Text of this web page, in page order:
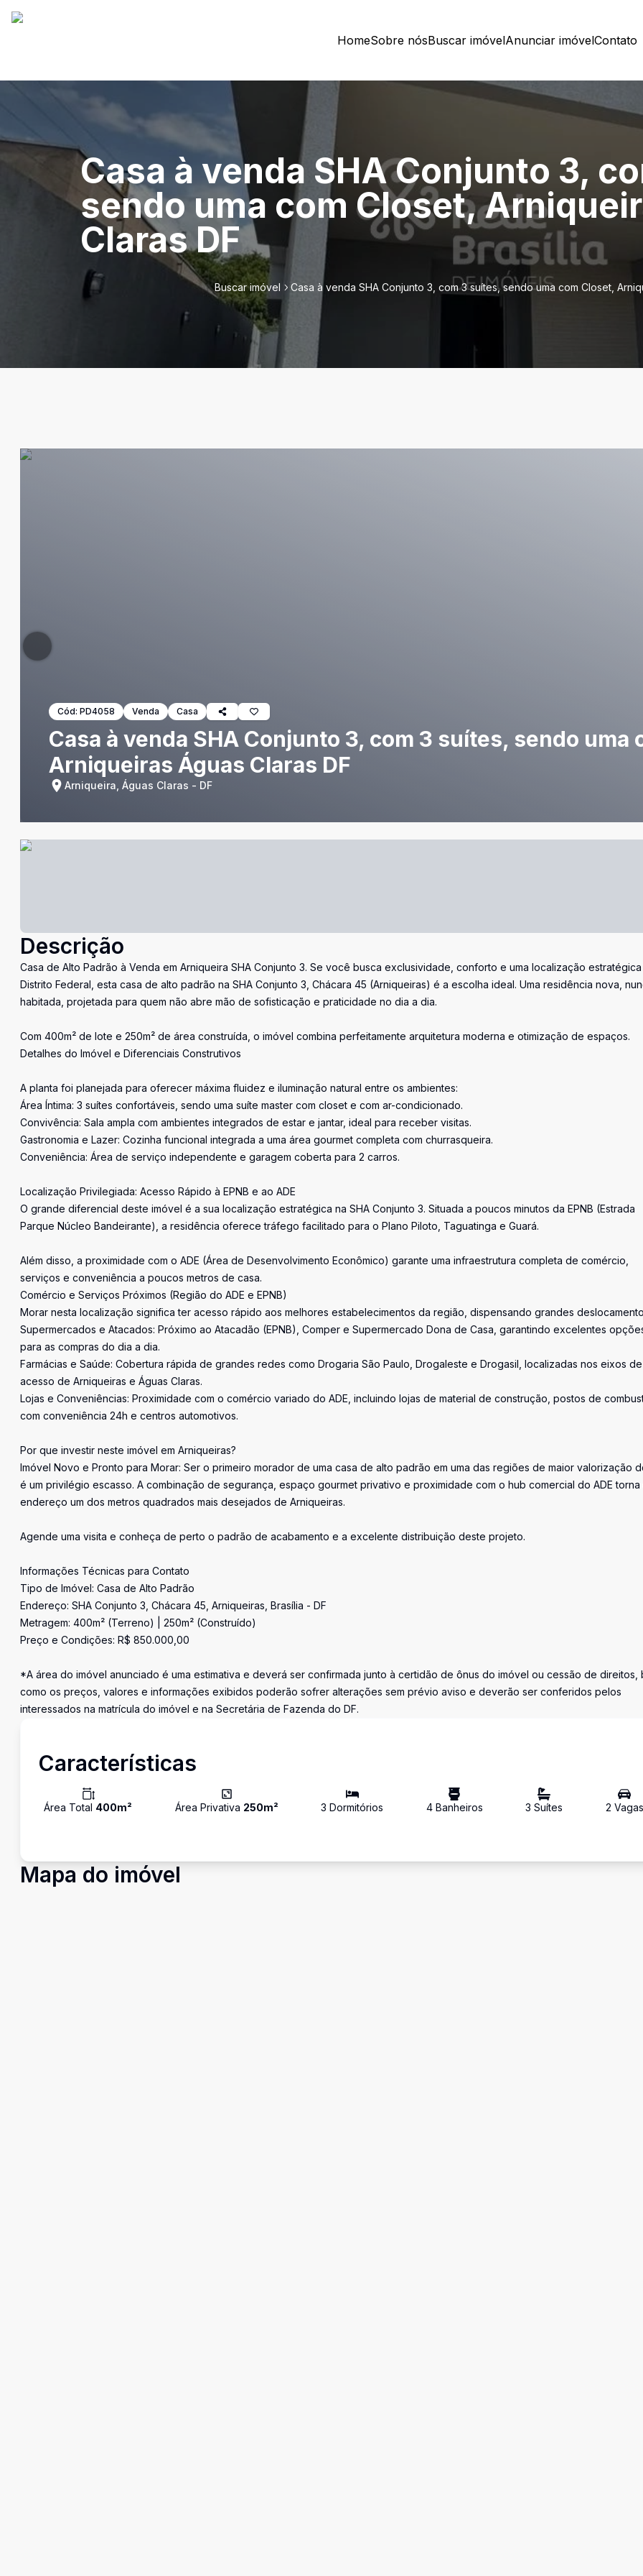
HomeSobre nósBuscar imóvelAnunciar imóvelContato
Casa à venda SHA Conjunto 3,
sendo uma com Closet,
Claras DF
Buscar imóvel Casa à venda SHA Conjunto 3, com 3 suítes, sendo uma com Closet,
Cód: PD4058 Venda Casa
Casa à venda SHA Conjunto 3, com 3 suítes, sendo uma
Arniqueiras Águas Claras DF
Arniqueira, Águas Claras - DF
Descrição
Casa de Alto Padrão à Venda em Arniqueira SHA Conjunto 3. Se você busca exclusividade, conforto e uma localização
Distrito Federal, esta casa de alto padrão na SHA Conjunto 3, Chácara 45 (Arniqueiras) é a escolha ideal. Uma residência nova,
habitada, projetada para quem não abre mão de sofisticação e praticidade no dia a dia.
Com 400m² de lote e 250m² de área construída, o imóvel combina perfeitamente arquitetura moderna e otimização de espaços.
Detalhes do Imóvel e Diferenciais Construtivos
A planta foi planejada para oferecer máxima fluidez e iluminação natural entre os ambientes:
Área Íntima: 3 suítes confortáveis, sendo uma suíte master com closet e com ar-condicionado.
Convivência: Sala ampla com ambientes integrados de estar e jantar, ideal para receber visitas.
Gastronomia e Lazer: Cozinha funcional integrada a uma área gourmet completa com churrasqueira.
Conveniência: Área de serviço independente e garagem coberta para 2 carros.
Localização Privilegiada: Acesso Rápido à EPNB e ao ADE
O grande diferencial deste imóvel é a sua localização estratégica na SHA Conjunto 3. Situada a poucos minutos da EPNB (Estrada
Parque Núcleo Bandeirante), a residência oferece tráfego facilitado para o Plano Piloto, Taguatinga e Guará.
Além disso, a proximidade com o ADE (Área de Desenvolvimento Econômico) garante uma infraestrutura completa de comércio,
serviços e conveniência a poucos metros de casa.
Comércio e Serviços Próximos (Região do ADE e EPNB)
Morar nesta localização significa ter acesso rápido aos melhores estabelecimentos da região, dispensando grandes
Supermercados e Atacados: Próximo ao Atacadão (EPNB), Comper e Supermercado Dona de Casa, garantindo excelentes
para as compras do dia a dia.
Farmácias e Saúde: Cobertura rápida de grandes redes como Drogaria São Paulo, Drogaleste e Drogasil, localizadas nos eixos de
acesso de Arniqueiras e Águas Claras.
Lojas e Conveniências: Proximidade com o comércio variado do ADE, incluindo lojas de material de construção, postos de
com conveniência 24h e centros automotivos.
Por que investir neste imóvel em Arniqueiras?
Imóvel Novo e Pronto para Morar: Ser o primeiro morador de uma casa de alto padrão em uma das regiões de maior valorização
é um privilégio escasso. A combinação de segurança, espaço gourmet privativo e proximidade com o hub comercial do ADE torna
endereço um dos metros quadrados mais desejados de Arniqueiras.
Agende uma visita e conheça de perto o padrão de acabamento e a excelente distribuição deste projeto.
Informações Técnicas para Contato
Tipo de Imóvel: Casa de Alto Padrão
Endereço: SHA Conjunto 3, Chácara 45, Arniqueiras, Brasília - DF
Metragem: 400m² (Terreno) | 250m² (Construído)
Preço e Condições: R$ 850.000,00
*A área do imóvel anunciado é uma estimativa e deverá ser confirmada junto à certidão de ônus do imóvel ou cessão de direitos,
como os preços, valores e informações exibidos poderão sofrer alterações sem prévio aviso e deverão ser conferidos pelos
interessados na matrícula do imóvel e na Secretária de Fazenda do DF.
Características
Área Total 400m² Área Privativa 250m² 3 Dormitórios 4Banheiros 3 Suítes 2 Vagas
Mapa do imóvel